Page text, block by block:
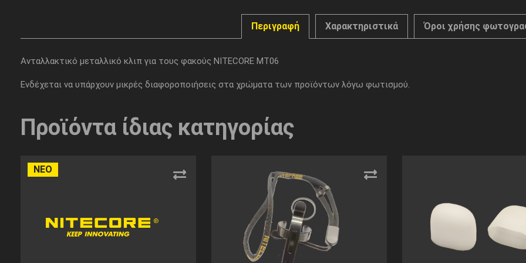
Περιγραφή Χαρακτηριστικά Όροι χρήσης
Ανταλλακτικό μεταλλικό κλιπ για τους φακούς NITECORE MT06
Ενδέχεται να υπάρχουν μικρές διαφοροποιήσεις στα χρώματα των προϊόντων λόγω φωτισμού.
Προϊόντα ίδιας κατηγορίας
ΝΕΟ